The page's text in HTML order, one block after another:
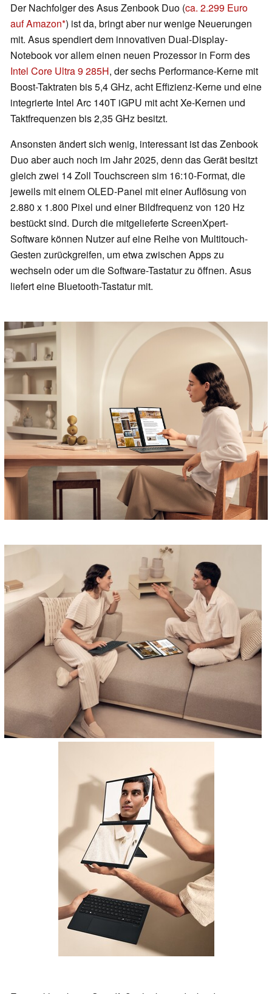
Der Nachfolger des Asus Zenbook Duo (ca. 2.299 Euro
auf Amazon ) ist da, bringt aber nur wenige Neuerungen
mit. Asus spendiert dem innovativen Dual-Display-
Notebook vor allem einen neuen Prozessor in Form des
Intel Core Ultra 9 285H, der sechs Performance-Kerne mit
Boost-Taktraten bis 5,4 GHz, acht Effizienz-Kerne und eine
integrierte Intel Arc 140T iGPU mit acht Xe-Kernen und
Taktfrequenzen bis 2,35 GHz besitzt.
Ansonsten ändert sich wenig, interessant ist das Zenbook
Duo aber auch noch im Jahr 2025, denn das Gerät besitzt
gleich zwei 14 Zoll Touchscreen sim 16:10-Format, die
jeweils mit einem OLED-Panel mit einer Auflösung von
2.880 x 1.800 Pixel und einer Bildfrequenz von 120 Hz
bestückt sind. Durch die mitgelieferte ScreenXpert-
Software können Nutzer auf eine Reihe von Multitouch-
Gesten zurückgreifen, um etwa zwischen Apps zu
wechseln oder um die Software-Tastatur zu öffnen. Asus
liefert eine Bluetooth-Tastatur mit.